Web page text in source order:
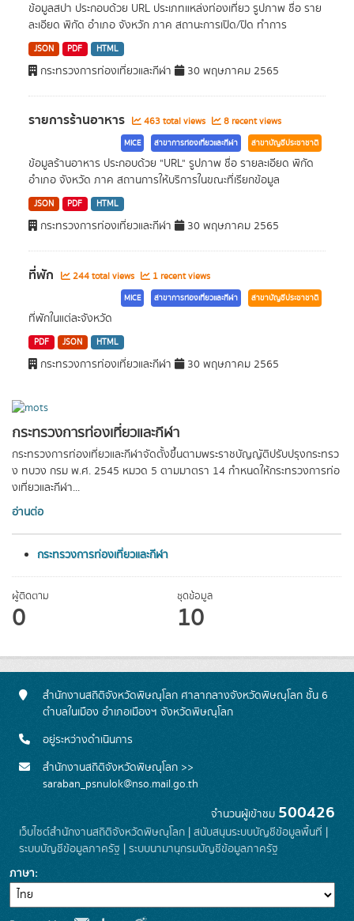
กระทรวงการท่องเที่ยวและกีฬา
กระทรวงการท่องเที่ยวและกีฬาจัดตั้งขึ้นตามพระราชบัญญัติปรับปรุงกระทรว
ง ทบวง กรม พ.ศ. 2545 หมวด 5 ตามมาตรา 14 กำหนดให้กระทรวงการท่อ
งเที่ยวและกีฬา...
อ่านต่อ
กระทรวงการท่องเที่ยวและกีฬา
ผู้ติดตาม
0
ชุดข้อมูล
10
ข้อมูลสปา ประกอบด้วย URL ประเภทแหล่งท่องเที่ยว รูปภาพ ชื่อ ราย
ละเอียด พิกัด อำเภอ จังหวัก ภาค สถานะการเปิด/ปิด ทำการ
JSON PDF HTML
กระทรวงการท่องเที่ยวและกีฬา 30 พฤษภาคม 2565
รายการร้านอาหาร 463 total views 8 recent views
MICE สาขาการท่องเที่ยวและกีฬา สาขาบัญชีประชาชาติ
ข้อมูลร้านอาหาร ประกอบด้วย "URL" รูปภาพ ชื่อ รายละเอียด พิกัด
อำเภอ จังหวัด ภาค สถานการให้บริการในขณะที่เรียกข้อมูล
JSON PDF HTML
กระทรวงการท่องเที่ยวและกีฬา 30 พฤษภาคม 2565
ที่พัก 244 total views 1 recent views
MICE สาขาการท่องเที่ยวและกีฬา สาขาบัญชีประชาชาติ
ที่พักในแต่ละจังหวัด
PDF JSON HTML
กระทรวงการท่องเที่ยวและกีฬา 30 พฤษภาคม 2565
สำนักงานสถิติจังหวัดพิษณุโลก ศาลากลางจังหวัดพิษณุโลก ชั้น 6
ตำบลในเมือง อำเภอเมืองฯ จังหวัดพิษณุโลก
อยู่ระหว่างดำเนินการ
สำนักงานสถิติจังหวัดพิษณุโลก >>
saraban_psnulok@nso.mail.go.th
จำนวนผู้เข้าชม 500426
เว็บไซต์สำนักงานสถิติจังหวัดพิษณุโลก | สนับสนุนระบบบัญชีข้อมูลพื้นที่ |
ระบบบัญชีข้อมูลภาครัฐ | ระบบนามานุกรมบัญชีข้อมูลภาครัฐ
ภาษา